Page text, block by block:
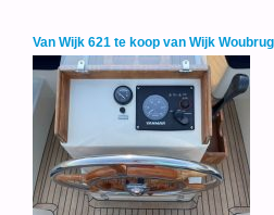
Van Wijk 621 te koop van Wijk